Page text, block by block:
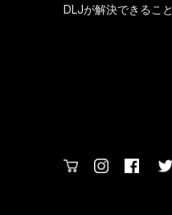
DLJが解決できること